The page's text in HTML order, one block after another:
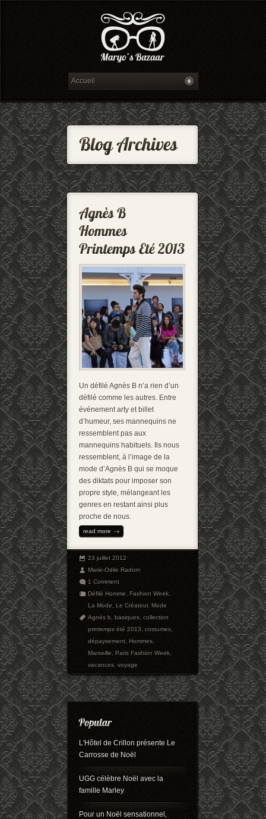
Un défilé Agnès B n’a rien d’un
défilé comme les autres. Entre
événement arty et billet
d’humeur, ses mannequins ne
ressemblent pas aux
mannequins habituels. Ils nous
ressemblent, à l’image de la
mode d’Agnès B qui se moque
des diktats pour imposer son
propre style, mélangeant les
genres en restant ainsi plus
proche de nous.
read more
23 juillet 2012
Marie-Odile Radom
1 Comment
Défilé Homme,Fashion Week,
La Mode,Le Créateur,Mode
Agnès b,basiques,collection
printemps été 2013,costumes,
dépaysement,Hommes,
Marseille,Paris Fashion Week,
vacances,voyage
L'Hôtel de Crillon présente Le
Carrosse de Noël
UGG célèbre Noël avec la
famille Marley
Pour un Noël sensationnel,